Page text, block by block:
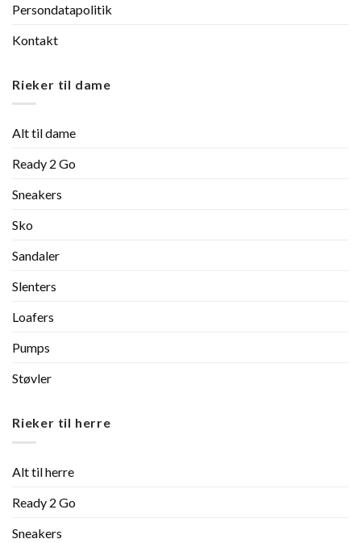
Persondatapolitik
Kontakt
Rieker til dame
Alt til dame
Ready 2 Go
Sneakers
Sko
Sandaler
Slenters
Loafers
Pumps
Støvler
Rieker til herre
Alt til herre
Ready 2 Go
Sneakers